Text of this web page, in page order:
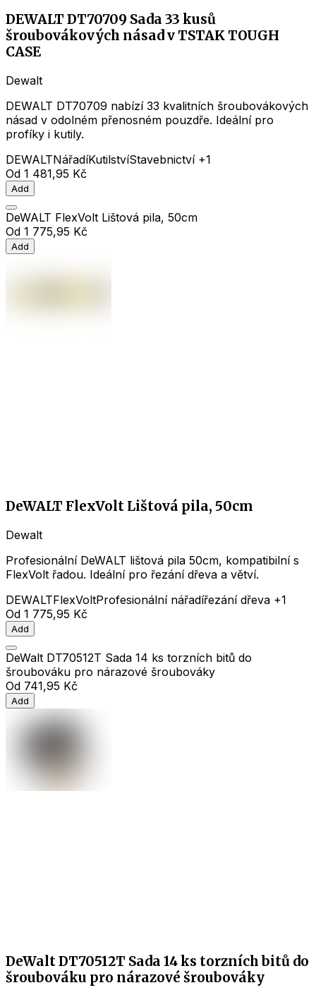
DEWALT DT70709 Sada 33 kusů
šroubovákových násad v TSTAK TOUGH
CASE
Dewalt
DEWALT DT70709 nabízí 33 kvalitních šroubovákových
násad v odolném přenosném pouzdře. Ideální pro
profíky i kutily.
DEWALTNářadíKutilstvíStavebnictví+1
Od 1 481,95 Kč
Add
DeWALT FlexVolt Lištová pila, 50cm
Od 1 775,95 Kč
Add
DeWALT FlexVolt Lištová pila, 50cm
Dewalt
Profesionální DeWALT lištová pila 50cm, kompatibilní s
FlexVolt řadou. Ideální pro řezání dřeva a větví.
DEWALTFlexVoltProfesionální nářadířezání dřeva +1
Od 1 775,95 Kč
Add
DeWalt DT70512T Sada 14 ks torzních bitů do
šroubováku pro nárazové šroubováky
Od 741,95 Kč
Add
DeWalt DT70512T Sada 14 ks torzních bitů do
šroubováku pro nárazové šroubováky